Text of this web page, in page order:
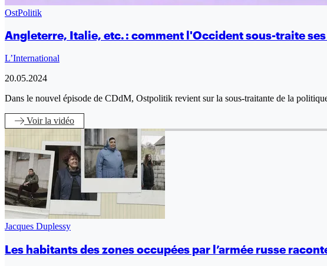
OstPolitik
Angleterre, Italie, etc. : comment l'Occident sous-traite
L’International
20.05.2024
Dans le nouvel épisode de CDdM, Ostpolitik revient sur la sous-traitante de la
Voirla vidéo
Jacques Duplessy
Les habitants des zones occupées par l’armée russe